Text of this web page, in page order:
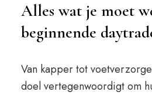
Alles wat je moet
beginnende
Van kapper tot
doel vertegenwoordigt om